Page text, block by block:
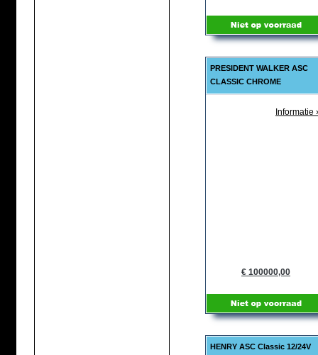
PRESIDENT WALKER ASC
CLASSIC CHROME
Informatie
€ 100000,00
HENRY ASC Classic 12/24V